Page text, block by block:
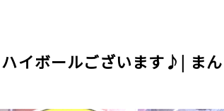
イボールございます♪| まん